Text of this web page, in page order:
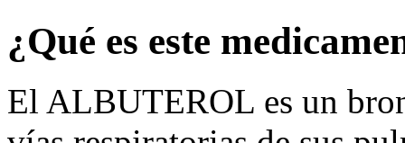
¿Qué es este
El ALBUTEROL es un